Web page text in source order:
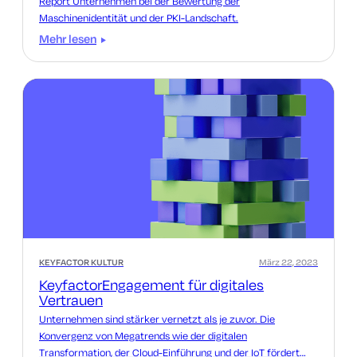
Maschinenidentität und der PKI-Landschaft.
Mehr lesen
KEYFACTOR KULTUR
KeyfactorEngagement für digitales
Vertrauen
März 22, 2023
Unternehmen sind stärker vernetzt als je zuvor. Die
Konvergenz von Megatrends wie der digitalen
Transformation, der Cloud-Einführung und der IoT fördert